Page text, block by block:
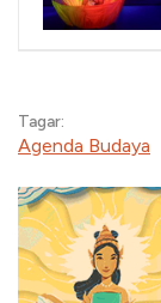
Tagar:
Agenda Budaya